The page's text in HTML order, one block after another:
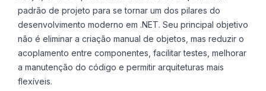
padrão de projeto para se tornar um dos pilares do
desenvolvimento moderno em .NET. Seu principal objetivo
não é eliminar a criação manual de objetos, mas reduzir o
acoplamento entre componentes, facilitar testes, melhorar
a manutenção do código e permitir arquiteturas mais
flexíveis.